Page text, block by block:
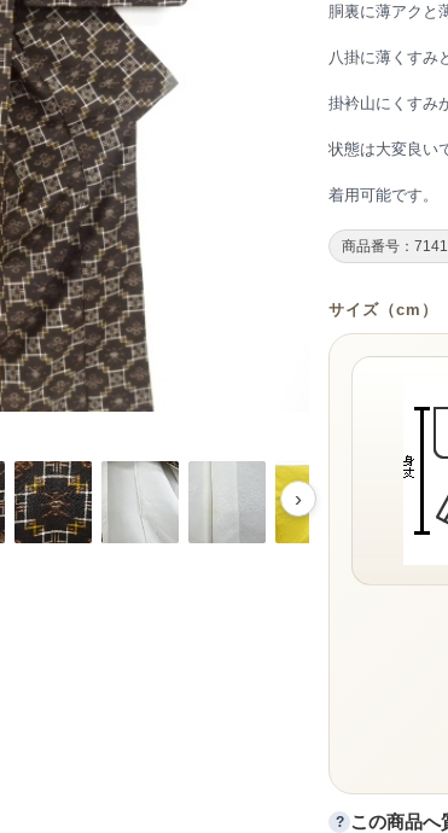
›
胴裏に薄アクと
八掛に薄くすみ
掛衿山にくすみ
状態は大変良い
着用可能です。
商品番号：
サイズ（cm）
? この商品へ